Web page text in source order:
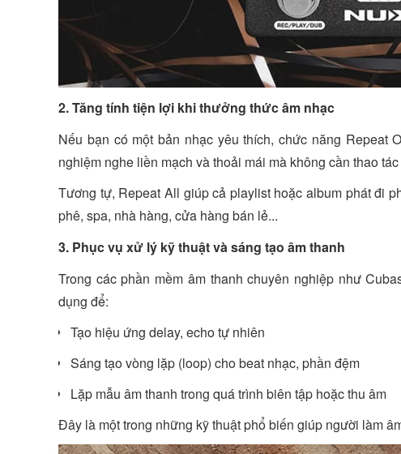
2. Tăng tính tiện lợi khi thưởng thức âm nhạc
Nếu bạn có một bản nhạc yêu thích, chức năng Repeat
nghiệm nghe liền mạch và thoải mái mà không cần thao
Tương tự, Repeat All giúp cả playlist hoặc album phát đi
phê, spa, nhà hàng, cửa hàng bán lẻ...
3. Phục vụ xử lý kỹ thuật và sáng tạo âm thanh
Trong các phần mềm âm thanh chuyên nghiệp như
dụng để:
Tạo hiệu ứng delay, echo tự nhiên
Sáng tạo vòng lặp (loop) cho beat nhạc, phần đệm
Lặp mẫu âm thanh trong quá trình biên tập hoặc thu âm
Đây là một trong những kỹ thuật phổ biến giúp người làm